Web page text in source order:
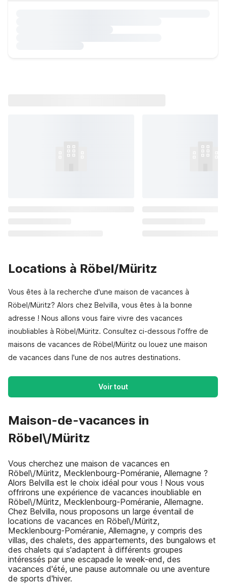
Locations à Röbel/Müritz
Vous êtes à la recherche d'une maison de vacances à
Röbel/Müritz? Alors chez Belvilla, vous êtes à la bonne
adresse ! Nous allons vous faire vivre des vacances
inoubliables à Röbel/Müritz. Consultez ci-dessous l'offre de
maisons de vacances de Röbel/Müritz ou louez une maison
de vacances dans l'une de nos autres destinations.
Voir tout
Maison-de-vacances in
Röbel\/Müritz
Vous cherchez une maison de vacances en
Röbel\/Müritz, Mecklenbourg-Poméranie, Allemagne ?
Alors Belvilla est le choix idéal pour vous ! Nous vous
offrirons une expérience de vacances inoubliable en
Röbel\/Müritz, Mecklenbourg-Poméranie, Allemagne.
Chez Belvilla, nous proposons un large éventail de
locations de vacances en Röbel\/Müritz,
Mecklenbourg-Poméranie, Allemagne, y compris des
villas, des chalets, des appartements, des bungalows et
des chalets qui s'adaptent à différents groupes
intéressés par une escapade le week-end, des
vacances d'été, une pause automnale ou une aventure
de sports d'hiver.